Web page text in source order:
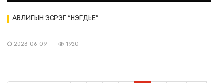
АВЛИГЫН ЭСРЭГ “НЭГДЬЕ”
2023-06-09 1920